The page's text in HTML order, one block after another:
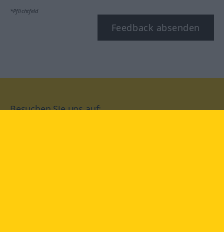
*Pflichtfeld
Feedback absenden
Besuchen Sie uns auf: